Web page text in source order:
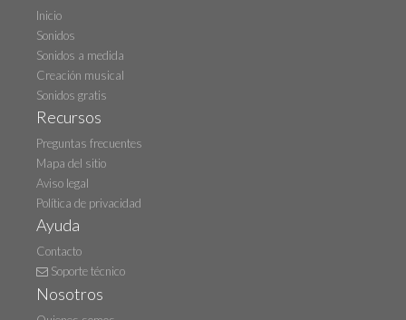
Inicio
Sonidos
Sonidos a medida
Creación musical
Sonidos gratis
Recursos
Preguntas frecuentes
Mapa del sitio
Aviso legal
Política de privacidad
Ayuda
Contacto
Soporte técnico
Nosotros